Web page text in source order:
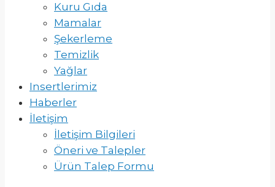
Kuru Gıda
Mamalar
Şekerleme
Temizlik
Yağlar
Insertlerimiz
Haberler
İletişim
İletişim Bilgileri
Öneri ve Talepler
Ürün Talep Formu